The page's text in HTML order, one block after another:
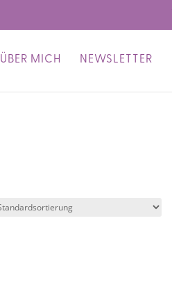
ÜBER MICH NEWSLETTER